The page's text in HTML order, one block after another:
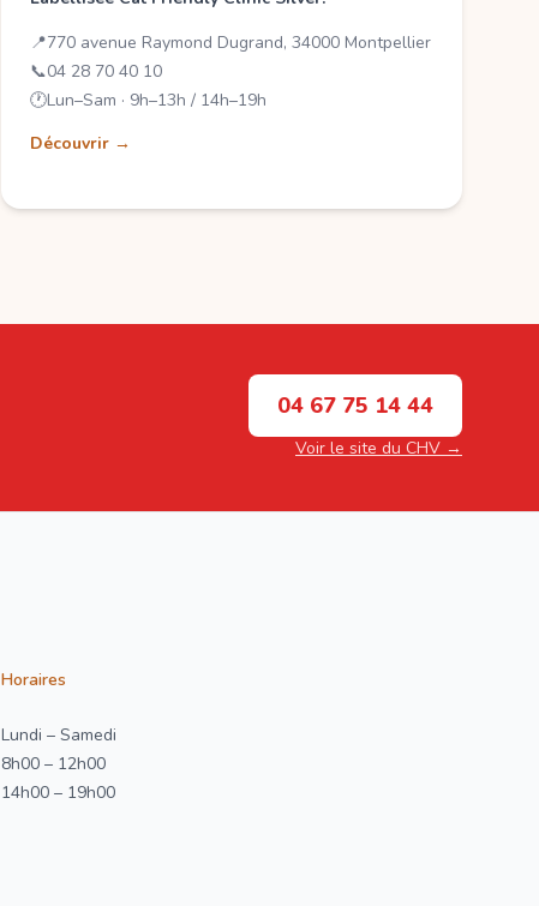
📍770 avenue Raymond Dugrand, 34000 Montpellier
📞04 28 70 40 10
🕐Lun–Sam · 9h–13h / 14h–19h
Découvrir →
04 67 75 14 44
Voir le site du CHV →
Horaires
Lundi – Samedi
8h00 – 12h00
14h00 – 19h00